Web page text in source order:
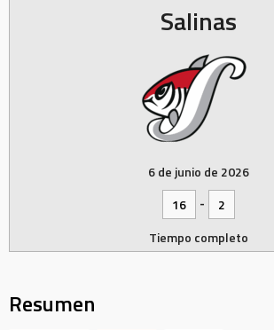
Salinas
6 de junio de 2026
16
-
2
Tiempo completo
Resumen